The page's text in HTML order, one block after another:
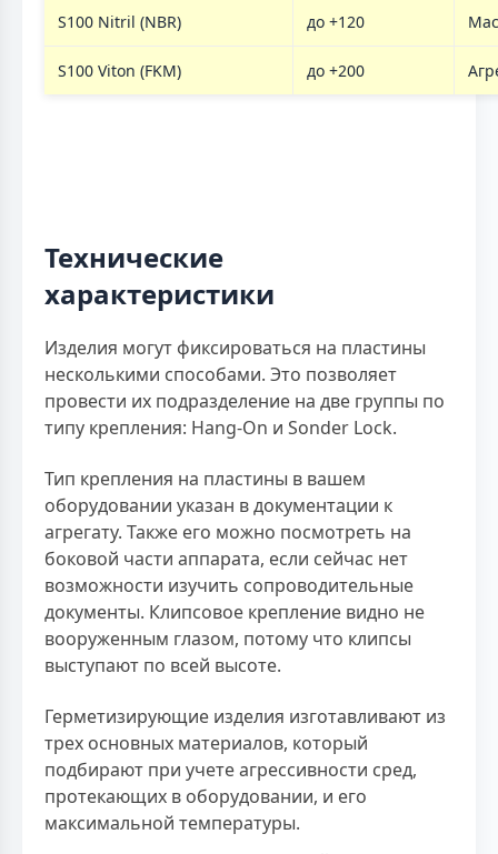
S100 Nitril (NBR) до +120
S100 Viton (FKM) до +200
Технические
характеристики
Изделия могут фиксироваться на пластины
несколькими способами. Это позволяет
провести их подразделение на две группы по
типу крепления: Hang-On и Sonder Lock.
Тип крепления на пластины в вашем
оборудовании указан в документации к
агрегату. Также его можно посмотреть на
боковой части аппарата, если сейчас нет
возможности изучить сопроводительные
документы. Клипсовое крепление видно не
вооруженным глазом, потому что клипсы
выступают по всей высоте.
Герметизирующие изделия изготавливают из
трех основных материалов, который
подбирают при учете агрессивности сред,
протекающих в оборудовании, и его
максимальной температуры.